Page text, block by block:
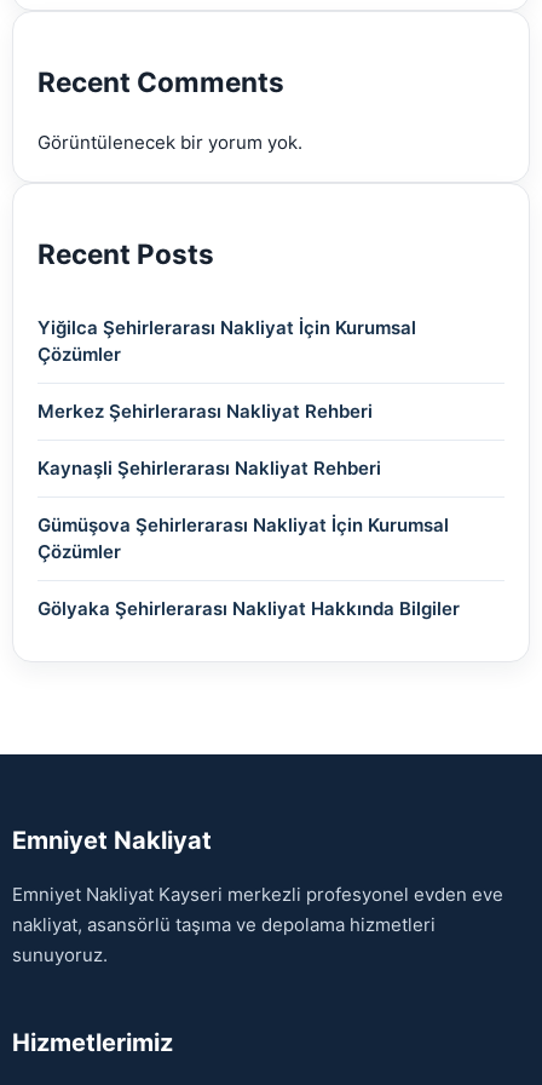
(2)(2)
(2)
Recent Comments
Görüntülenecek bir yorum yok.
Recent Posts
Yiğilca Şehirlerarası Nakliyat İçin Kurumsal
Çözümler
Merkez Şehirlerarası Nakliyat Rehberi
Kaynaşli Şehirlerarası Nakliyat Rehberi
Gümüşova Şehirlerarası Nakliyat İçin Kurumsal
Çözümler
Gölyaka Şehirlerarası Nakliyat Hakkında Bilgiler
Emniyet Nakliyat
Emniyet Nakliyat Kayseri merkezli profesyonel evden eve
nakliyat, asansörlü taşıma ve depolama hizmetleri
sunuyoruz.
Hizmetlerimiz